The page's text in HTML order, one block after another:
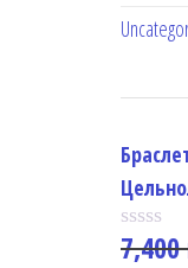
R
7,400